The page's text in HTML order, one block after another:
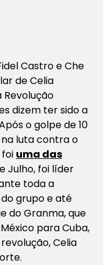
Castro e Che
de Celia
Revolução
dizem ter sido a
o golpe de 10
na luta contra o
uma das
Julho, foi líder
toda a
grupo e até
doGranma, que
para Cuba,
Celia